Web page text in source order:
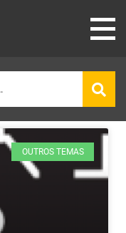
OUTROS TEMAS